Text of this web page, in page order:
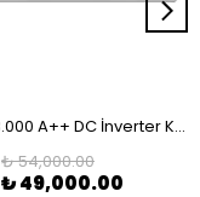
Airfel 18.000 A++ DC İnverter Klima
₺ 54,000.00
₺ 49,000.00